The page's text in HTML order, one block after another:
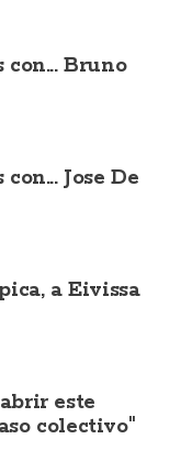
Bruno
Jose De
a Eivissa
este
colectivo"